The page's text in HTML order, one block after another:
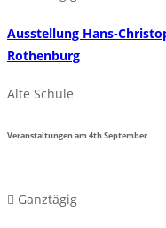
Ausstellung Hans-
Rothenburg
Alte Schule
Veranstaltungen am4thSeptember
Ganztägig